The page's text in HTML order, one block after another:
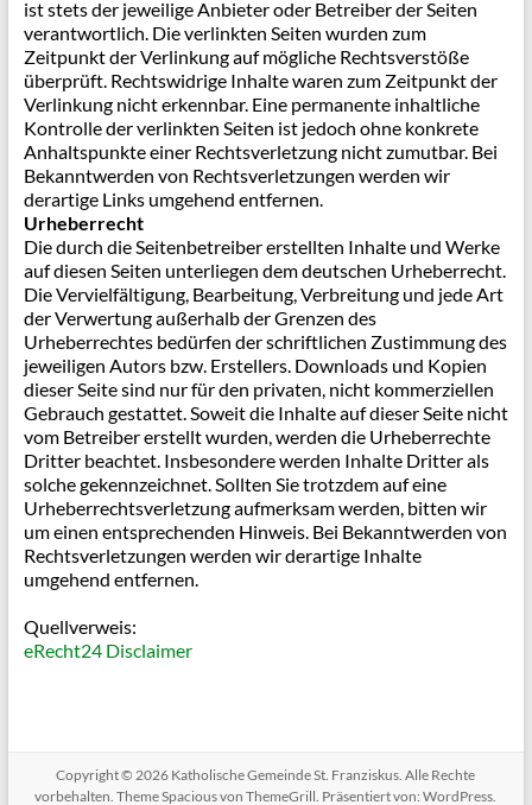
ist stets der jeweilige Anbieter oder Betreiber der Seiten
verantwortlich. Die verlinkten Seiten wurden zum
Zeitpunkt der Verlinkung auf mögliche Rechtsverstöße
überprüft. Rechtswidrige Inhalte waren zum Zeitpunkt der
Verlinkung nicht erkennbar. Eine permanente inhaltliche
Kontrolle der verlinkten Seiten ist jedoch ohne konkrete
Anhaltspunkte einer Rechtsverletzung nicht zumutbar. Bei
Bekanntwerden von Rechtsverletzungen werden wir
derartige Links umgehend entfernen.
Urheberrecht
Die durch die Seitenbetreiber erstellten Inhalte und Werke
auf diesen Seiten unterliegen dem deutschen Urheberrecht.
Die Vervielfältigung, Bearbeitung, Verbreitung und jede Art
der Verwertung außerhalb der Grenzen des
Urheberrechtes bedürfen der schriftlichen Zustimmung des
jeweiligen Autors bzw. Erstellers. Downloads und Kopien
dieser Seite sind nur für den privaten, nicht kommerziellen
Gebrauch gestattet. Soweit die Inhalte auf dieser Seite nicht
vom Betreiber erstellt wurden, werden die Urheberrechte
Dritter beachtet. Insbesondere werden Inhalte Dritter als
solche gekennzeichnet. Sollten Sie trotzdem auf eine
Urheberrechtsverletzung aufmerksam werden, bitten wir
um einen entsprechenden Hinweis. Bei Bekanntwerden von
Rechtsverletzungen werden wir derartige Inhalte
umgehend entfernen.
Quellverweis:
eRecht24 Disclaimer
Copyright © 2026 Katholische Gemeinde St. Franziskus. Alle Rechte
vorbehalten. ThemeSpaciousvon ThemeGrill. Präsentiert von:WordPress.